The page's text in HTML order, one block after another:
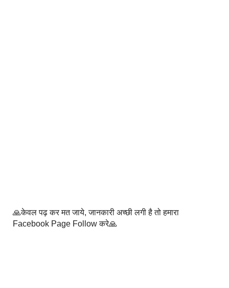
🙏केवल पढ़ कर मत जाये, जानकारी अच्छी लगी है तो हमारा
Facebook Page Follow करे🙏